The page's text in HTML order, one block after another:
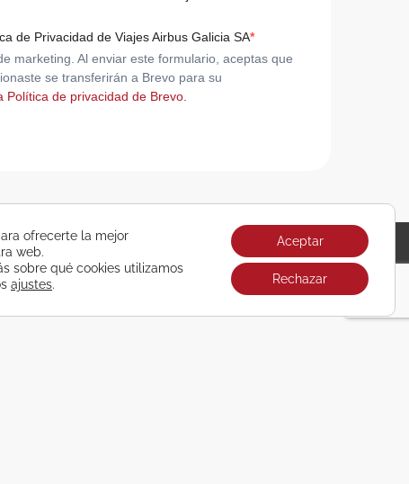
de Privacidad de Viajes Airbus Galicia SA
marketing. Al enviar este formulario, aceptas que
se transferirán a Brevo para su
Política de privacidad de Brevo.
Únete ya
ofrecerte la mejor
web.
sobre qué cookies utilizamos
ajustes.
Aceptar
Rechazar